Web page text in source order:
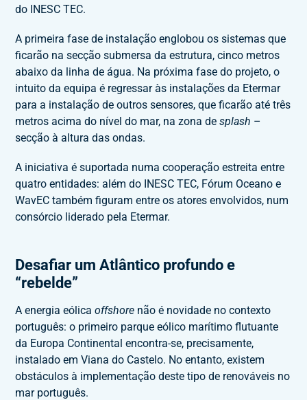
do INESC TEC.
A primeira fase de instalação englobou os sistemas que
ficarão na secção submersa da estrutura, cinco metros
abaixo da linha de água. Na próxima fase do projeto, o
intuito da equipa é regressar às instalações da Etermar
para a instalação de outros sensores, que ficarão até três
metros acima do nível do mar, na zona desplash –
secção à altura das ondas.
A iniciativa é suportada numa cooperação estreita entre
quatro entidades: além do INESC TEC, Fórum Oceano e
WavEC também figuram entre os atores envolvidos, num
consórcio liderado pela Etermar.
Desafiar um Atlântico profundo e
“rebelde”
A energia eólicaoffshore não é novidade no contexto
português: o primeiro parque eólico marítimo flutuante
da Europa Continental encontra-se, precisamente,
instalado em Viana do Castelo. No entanto, existem
obstáculos à implementação deste tipo de renováveis no
mar português.